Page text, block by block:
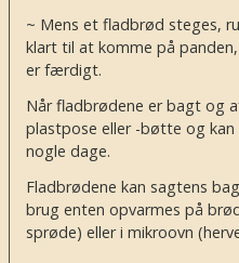
~ Mens et fladbrød steges,
klart til at komme på
er færdigt.
Når fladbrødene er bagt og
plastpose eller -bøtte og
nogle dage.
Fladbrødene kan sagtens
brug enten opvarmes på
sprøde) eller i mikroovn